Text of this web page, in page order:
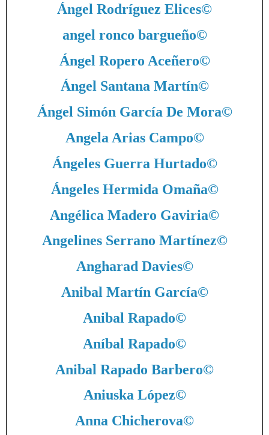
Ángel Rodríguez Elices©
angel ronco bargueño©
Ángel Ropero Aceñero©
Ángel Santana Martín©
Ángel Simón García De Mora©
Angela Arias Campo©
Ángeles Guerra Hurtado©
Ángeles Hermida Omaña©
Angélica Madero Gaviria©
Angelines Serrano Martínez©
Angharad Davies©
Anibal Martín García©
Anibal Rapado©
Aníbal Rapado©
Anibal Rapado Barbero©
Aniuska López©
Anna Chicherova©